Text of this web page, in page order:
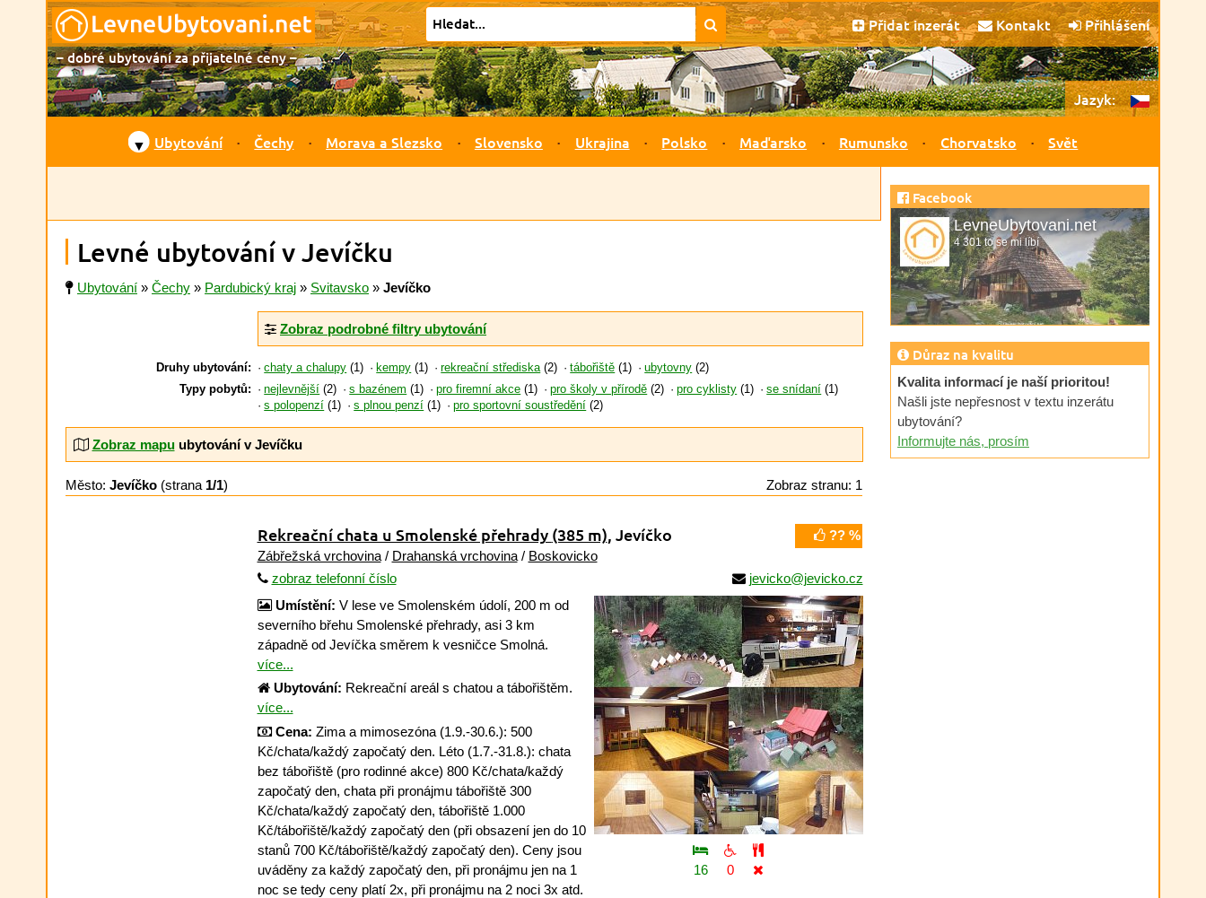
Přidat inzerát Kontakt Přihlášení
– dobré ubytování za přijatelné ceny –
Jazyk:
▼ Ubytování Čechy Morava a Slezsko Slovensko Ukrajina Polsko Maďarsko Rumunsko Chorvatsko Svět
Levné ubytování v Jevíčku
Ubytování » Čechy » Pardubický kraj » Svitavsko » Jevíčko
Zobraz podrobné filtry ubytování
Druhy ubytování: chaty a chalupy (1) kempy (1) rekreační střediska(2) tábořiště (1) ubytovny (2)
Typy pobytů:
nejlevnější (2) s bazénem (1) pro firemní akce (1) pro školy v přírodě (2) pro cyklisty (1) se snídaní (1)
s polopenzí (1) s plnou penzí (1) pro sportovní soustředění (2)
Zobraz mapuubytování v Jevíčku
Město: Jevíčko (strana 1/1) Zobraz stranu: 1
?? %
Rekreační chata u Smolenské přehrady (385 m), Jevíčko
Zábřežská vrchovina/ Drahanská vrchovina/ Boskovicko
zobraz telefonní číslo
jevicko@jevicko.cz
16 0
Umístění: V lese ve Smolenském údolí, 200 m od
severního břehu Smolenské přehrady, asi 3 km
západně od Jevíčka směrem k vesničce Smolná.
více...
Ubytování: Rekreační areál s chatou a tábořištěm.
více...
Cena: Zima a mimosezóna (1.9.-30.6.): 500
Kč/chata/každý započatý den. Léto (1.7.-31.8.): chata
bez tábořiště (pro rodinné akce) 800 Kč/chata/každý
započatý den, chata při pronájmu tábořiště 300
Kč/chata/každý započatý den, tábořiště 1.000
Kč/tábořiště/každý započatý den (při obsazení jen do 10
stanů 700 Kč/tábořiště/každý započatý den). Ceny jsou
uváděny za každý započatý den, při pronájmu jen na 1
noc se tedy ceny platí 2x, při pronájmu na 2 noci 3x atd.
Facebook
LevneUbytovani.net
4 301 to se mi líbí
Důraz na kvalitu
Kvalita informací je naší prioritou!
Našli jste nepřesnost v textu inzerátu
ubytování?
Informujte nás, prosím